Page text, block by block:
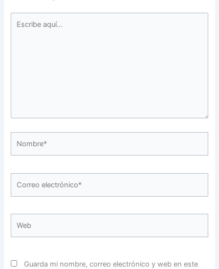
aquí...
electrónico*
Guarda mi nombre, correo electrónico y web en este